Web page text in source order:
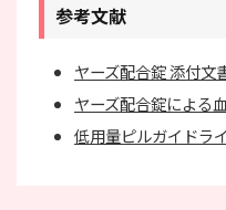
参考文献
ヤーズ配合錠 添付文
ヤーズ配合錠による
低用量ピルガイドラ